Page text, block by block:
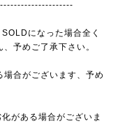
になった場合全く
予めご了承下さい。
場合がございます、予め
がある場合がございま